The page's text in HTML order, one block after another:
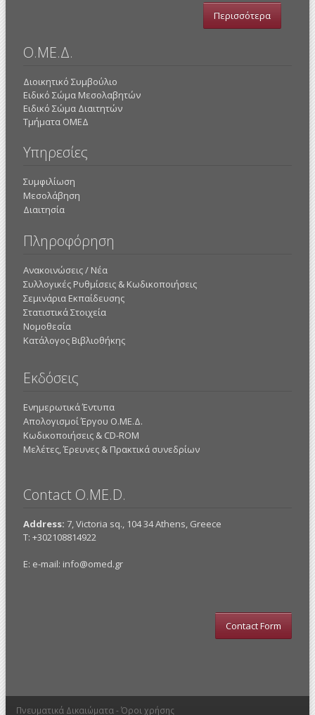
Περισσότερα
Ο.ΜΕ.Δ.
Διοικητικό Συμβούλιο
Ειδικό Σώμα Μεσολαβητών
Ειδικό Σώμα Διαιτητών
Τμήματα ΟΜΕΔ
Υπηρεσίες
Συμφιλίωση
Μεσολάβηση
Διαιτησία
Πληροφόρηση
Ανακοινώσεις / Νέα
Συλλογικές Ρυθμίσεις & Κωδικοποιήσεις
Σεμινάρια Εκπαίδευσης
Στατιστικά Στοιχεία
Νομοθεσία
Κατάλογος Βιβλιοθήκης
Εκδόσεις
Ενημερωτικά Έντυπα
Απολογισμοί Έργου Ο.ΜΕ.Δ.
Κωδικοποιήσεις & CD-ROM
Mελέτες, Έρευνες & Πρακτικά συνεδρίων
Contact O.ME.D.
Address: 7, Victoria sq., 104 34 Athens, Greece
Τ: +302108814922
E: e-mail: info@omed.gr
Contact Form
Πνευματικά Δικαιώματα - Όροι χρήσης